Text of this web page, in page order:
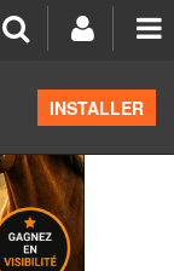
INSTALLER